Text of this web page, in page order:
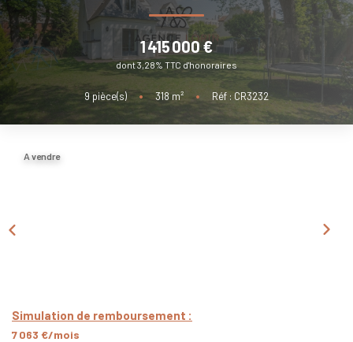
GESTION
NOTRE AGENCE
Qui Sommes-Nous
1 415 000 €
dont 3,28% TTC d'honoraires
9 pièce(s) • 318 m² • Réf : CR3232
A vendre
Simulation de remboursement :
7 063 €/mois